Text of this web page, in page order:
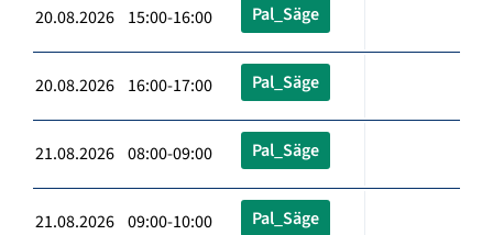
20.08.2026 15:00-16:00 Pal_Säge
20.08.2026 16:00-17:00 Pal_Säge
21.08.2026 08:00-09:00 Pal_Säge
21.08.2026 09:00-10:00 Pal_Säge